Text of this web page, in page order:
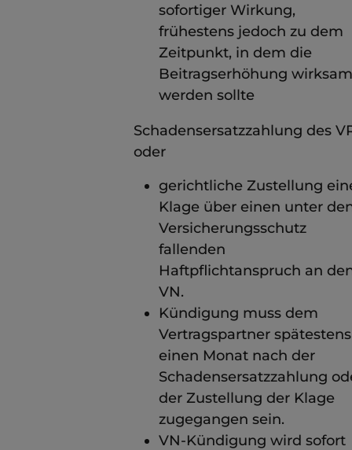
sofortiger Wirkung,
frühestens jedoch zu dem
Zeitpunkt, in dem die
Beitragserhöhung wirksam
werden sollte
Schadensersatzzahlung des
oder
gerichtliche Zustellung
Klage über einen unter
Versicherungsschutz
fallenden
Haftpflichtanspruch an
VN.
Kündigung muss dem
Vertragspartner spätestens
einen Monat nach der
Schadensersatzzahlung
der Zustellung der Klage
zugegangen sein.
VN-Kündigung wird sofort